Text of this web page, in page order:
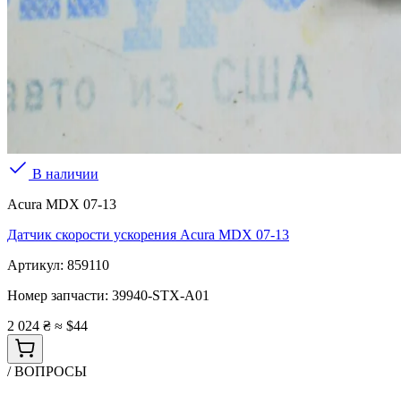
В наличии
Acura MDX 07-13
Датчик скорости ускорения Acura MDX 07-13
Артикул: 859110
Номер запчасти: 39940-STX-A01
2 024 ₴ ≈ $44
/ ВОПРОСЫ